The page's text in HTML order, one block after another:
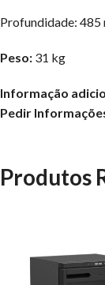
Profundidade: 485
Peso: 31 kg
Informação
Pedir
Produtos